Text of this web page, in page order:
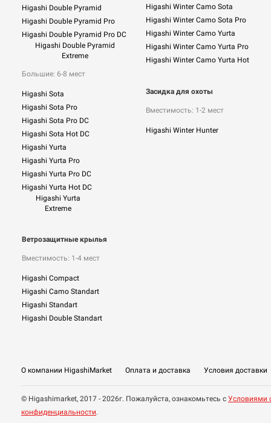
Higashi Double Pyramid
Higashi Double Pyramid Pro
Higashi Double Pyramid Pro DC
Higashi Double Pyramid
Extreme
Большие: 6-8 мест
Higashi Sota
Higashi Sota Pro
Higashi Sota Pro DC
Higashi Sota Hot DC
Higashi Yurta
Higashi Yurta Pro
Higashi Yurta Pro DC
Higashi Yurta Hot DC
Higashi Yurta
Extreme
Ветрозащитные крылья
Вместимость: 1-4 мест
Higashi Compact
Higashi Camo Standart
Higashi Standart
Higashi Double Standart
Higashi Winter Camo Sota
Higashi Winter Camo Sota Pro
Higashi Winter Camo Yurta
Higashi Winter Camo Yurta Pro
Higashi Winter Camo Yurta Hot
Засидка для охоты
Вместимость: 1-2 мест
Higashi Winter Hunter
О компании HigashiMarket Оплата и доставка Условия доставки
© Higashimarket, 2017 - 2026г. Пожалуйста, ознакомьтесь с Условиями
конфиденциальности.